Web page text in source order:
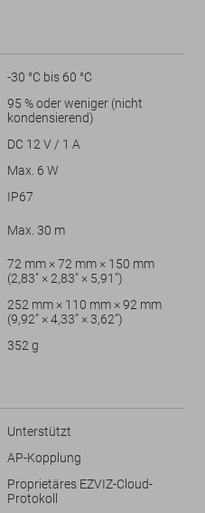
-30 °C bis 60 °C
95 % oder weniger (nicht
kondensierend)
DC 12 V / 1 A
Max. 6 W
IP67
Max. 30 m
72 mm × 72 mm × 150 mm
(2,83" × 2,83" × 5,91")
252 mm × 110 mm × 92 mm
(9,92” × 4,33” × 3,62”)
352 g
Unterstützt
AP-Kopplung
Proprietäres EZVIZ-Cloud-
Protokoll